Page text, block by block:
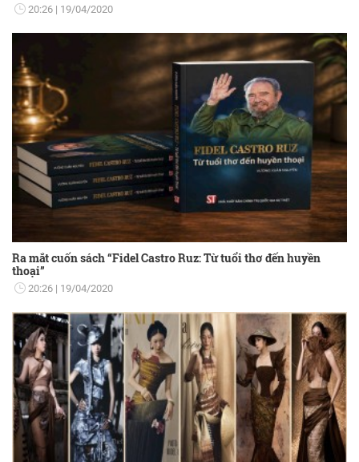
20:26 19/04/2020
Ra mắt cuốn sách “Fidel Castro Ruz: Từ tuổi thơ đến huyền
thoại”
20:26 19/04/2020